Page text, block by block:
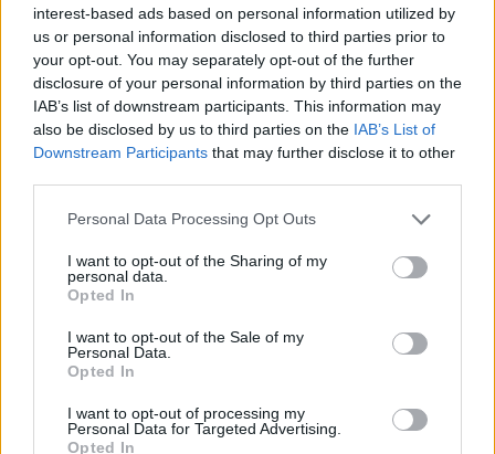
interest-based ads based on personal information utilized by
us or personal information disclosed to third parties prior to
your opt-out. You may separately opt-out of the further
disclosure of your personal information by third parties on the
IAB’s list of downstream participants. This information may
also be disclosed by us to third parties on the IAB’s List of
Downstream Participants that may further disclose it to other
Please note that this website/app uses one or more Google
not limited to your visit or usage behaviour. You may click to
grant or deny consent to Google and its third-party tags to
use your data for below specified purposes in below Google
consent section.
Personal Data Processing Opt Outs
I want to opt-out of the Sharing of my
personal data.
Opted In
I want to opt-out of the Sale of my
Personal Data.
Opted In
I want to opt-out of processing my
Personal Data for Targeted Advertising.
Opted In